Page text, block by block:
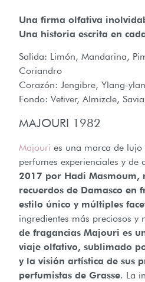
Una firma olfativa
Una historia escrita en
Salida: Limón, Mandarina,
Coriandro
Corazón: Jengibre, Ylang-
Fondo: Vetiver, Almizcle,
MAJOURI 1982
Majouri es una marca de lujo
perfumes experienciales y de
2017 por Hadi Masmoum,
recuerdos de Damasco en
estilo único y múltiples
ingredientes más preciosos y
de fragancias Majouri es
viaje olfativo, sublimado
y la visión artística de sus
perfumistas de Grasse. La